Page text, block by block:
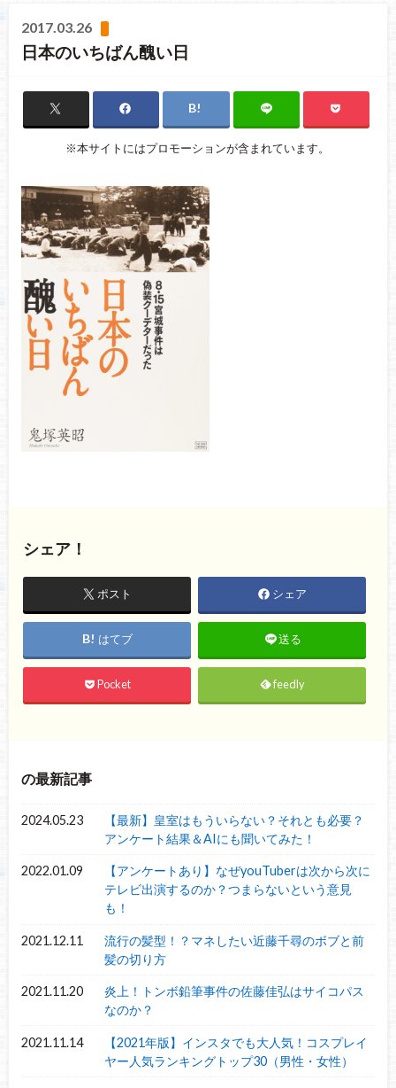
2017.03.26
日本のいちばん醜い日
※本サイトにはプロモーションが含まれています。
シェア！
ポスト シェア
はてブ 送る
Pocket feedly
の最新記事
2024.05.23
【最新】皇室はもういらない？それとも必要？
アンケート結果＆AIにも聞いてみた！
2022.01.09
【アンケートあり】なぜyouTuberは次から次に
テレビ出演するのか？つまらないという意見
も！
2021.12.11
流行の髪型！？マネしたい近藤千尋のボブと前
髪の切り方
2021.11.20
炎上！トンボ鉛筆事件の佐藤佳弘はサイコパス
なのか？
2021.11.14
【2021年版】インスタでも大人気！コスプレイ
ヤー人気ランキングトップ30（男性・女性）